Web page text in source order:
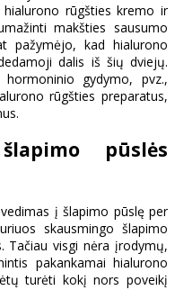
rūgšties kremo ir
makšties sausumo
pažymėjo, kad hialurono
dalis iš šių dviejų.
gydymo, pvz.,
rūgšties preparatus,
pūslės
į šlapimo pūslę per
skausmingo šlapimo
Tačiau visgi nėra įrodymų,
pakankamai hialurono
turėti kokį nors poveikį